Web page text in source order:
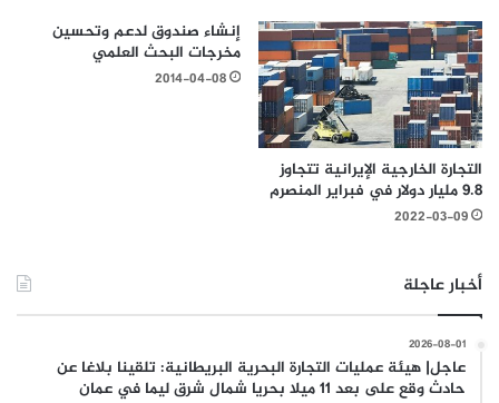
التجارة الخارجية الإيرانية تتجاوز
9.8 مليار دولار في فبراير المنصرم
2022-03-09
إنشاء صندوق لدعم وتحسين
مخرجات البحث العلمي
2014-04-08
أخبار عاجلة
2026-08-01
عاجل| هيئة عمليات التجارة البحرية البريطانية: تلقينا بلاغا عن
حادث وقع على بعد 11 ميلا بحريا شمال شرق ليما في عمان